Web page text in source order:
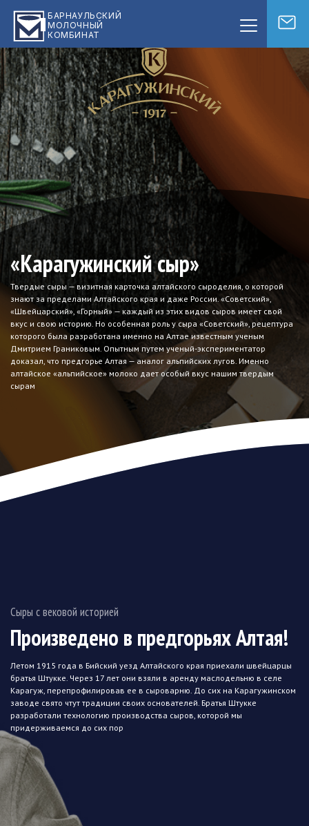
БАРНАУЛЬСКИЙ
МОЛОЧНЫЙ
КОМБИНАТ
«Карагужинский сыр»
Твердые сыры — визитная карточка алтайского сыроделия, о которой
знают за пределами Алтайского края и даже России. «Советский»,
«Швейцарский», «Горный» — каждый из этих видов сыров имеет свой
вкус и свою историю. Но особенная роль у сыра «Советский», рецептура
которого была разработана именно на Алтае известным ученым
Дмитрием Граниковым. Опытным путем ученый-экспериментатор
доказал, что предгорье Алтая — аналог альпийских лугов. Именно
алтайское «альпийское» молоко дает особый вкус нашим твердым
сырам
Сыры с вековой историей
Произведено в предгорьях Алтая!
Летом 1915 года в Бийский уезд Алтайского края приехали швейцарцы
братья Штукке. Через 17 лет они взяли в аренду маслодельню в селе
Карагуж, перепрофилировав ее в сыроварню. До сих на Карагужинском
заводе свято чтут традиции своих основателей. Братья Штукке
разработали технологию производства сыров, которой мы
придерживаемся до сих пор